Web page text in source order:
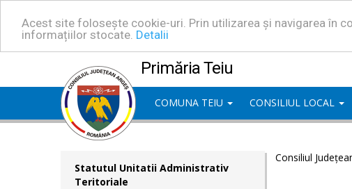
Acest site folosește cookie-uri. Prin utilizarea și navigarea în
informațiilor stocate. Detalii
Primăria Teiu
COMUNA TEIU CONSILIUL LOCAL
Statutul Unitatii Administrativ
Teritoriale
Consiliul